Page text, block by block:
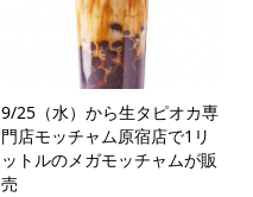
9/25（水）から生タピオカ専
門店モッチャム原宿店で1リ
ットルのメガモッチャムが販
売